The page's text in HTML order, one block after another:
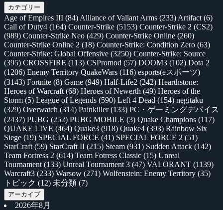
カテゴリー
Age of Empires III (84) Alliance of Valiant Arms (233) Artifact (6)
Call of Duty4 (164) Counter-Strike (5153) Counter-Strike 2 (CS2)
(989) Counter-Strike Neo (429) Counter-Strike Online (260)
Counter-Strike Online 2 (18) Counter-Strike: Condition Zero (63)
Counter-Strike: Global Offensive (3250) Counter-Strike: Source
(395) CROSSFIRE (113) CSPromod (57) DOOM3 (102) Dota 2
(1206) Enemy Territory QuakeWars (116) esports(eスポーツ)
(3143) Fortnite (8) Game (949) Half-Life2 (242) Hearthstone:
Heroes of Warcraft (68) Heroes of Newerth (49) Heroes of the
Storm (5) League of Legends (590) Left 4 Dead (154) negitaku
(329) Overwatch (314) Painkiller(133) PC・ゲーミングデバイス
(2437) PUBG (252) PUBG MOBILE (3) Quake Champions (117)
QUAKE LIVE (464) Quake3 (918) Quake4 (393) Rainbow Six
Siege (19) SPECIAL FORCE (41) SPECIAL FORCE 2 (51)
StarCraft (59) StarCraft II (215) Steam (931) Sudden Attack (142)
Team Fortress 2 (614) Team Fotress Classic (15) Unreal
Tournament (133) Unreal Tournament 3 (47) VALORANT (1139)
Warcraft3 (233) Warsow (271) Wolfenstein: Enemy Territory (35)
トピック (12) 未分類 (7)
アーカイブ
2026年8月